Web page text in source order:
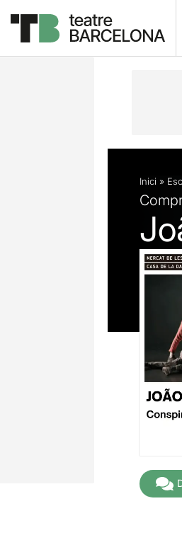
Descripció
Inici »